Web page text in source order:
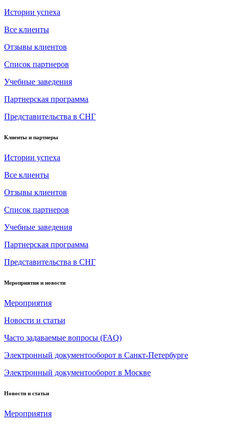
Истории успеха
Все клиенты
Отзывы клиентов
Список партнеров
Учебные заведения
Партнерская программа
Представительства в СНГ
Клиенты и партнеры
Истории успеха
Все клиенты
Отзывы клиентов
Список партнеров
Учебные заведения
Партнерская программа
Представительства в СНГ
Мероприятия и новости
Мероприятия
Новости и статьи
Часто задаваемые вопросы (FAQ)
Электронный документооборот в Санкт-Петербурге
Электронный документооборот в Москве
Новости и статьи
Мероприятия